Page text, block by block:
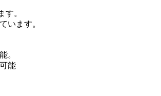
。
います。
。
能